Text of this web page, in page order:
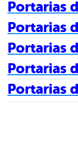
Portarias
Portarias
Portarias
Portarias
Portarias